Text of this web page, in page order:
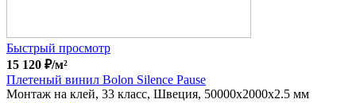
Быстрый просмотр
15 120 ₽/м²
Плетеный винил Bolon Silence Pause
Монтаж на клей, 33 класс, Швеция, 50000x2000x2.5 мм